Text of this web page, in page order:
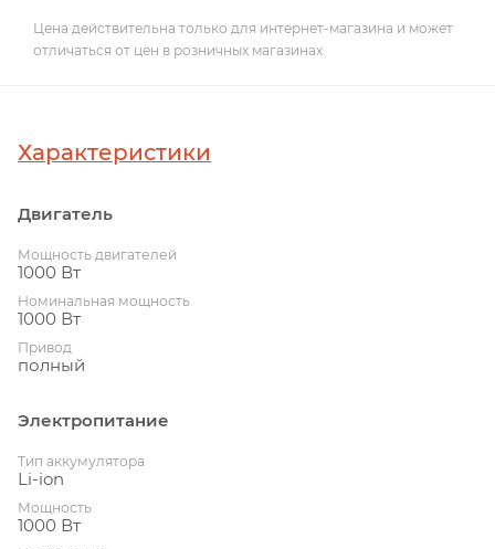
Цена действительна только для интернет-магазина и может
отличаться от цен в розничных магазинах
Характеристики
Двигатель
Мощность двигателей
1000 Вт
Номинальная мощность
1000 Вт
Привод
полный
Электропитание
Тип аккумулятора
Li-ion
Мощность
1000 Вт